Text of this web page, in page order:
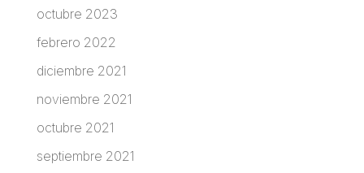
octubre 2023
febrero 2022
diciembre 2021
noviembre 2021
octubre 2021
septiembre 2021